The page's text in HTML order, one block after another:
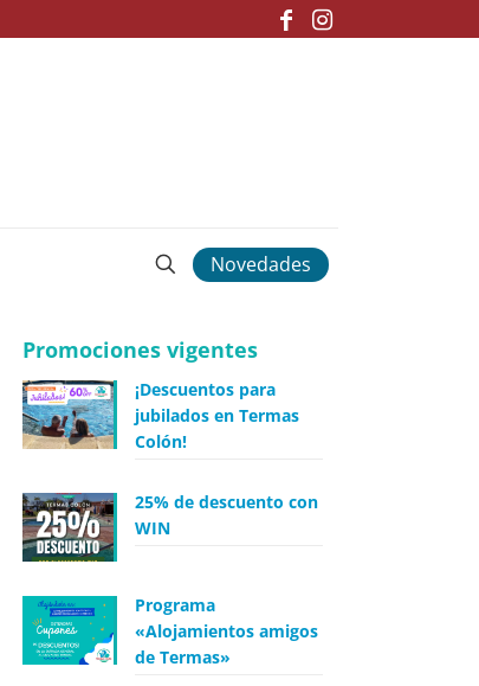
Novedades
Promociones vigentes
¡Descuentos para
jubilados en Termas
Colón!
25% de descuento con
WIN
Programa
«Alojamientos amigos
de Termas»